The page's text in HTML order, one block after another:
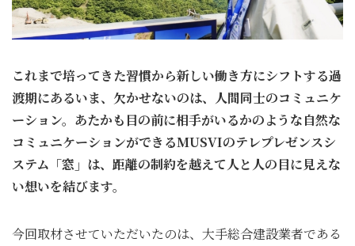
これまで培ってきた習慣から新しい働き方にシフトする過
渡期にあるいま、欠かせないのは、人間同士のコミュニケ
ーション。あたかも目の前に相手がいるかのような自然な
コミュニケーションができるMUSVIのテレプレゼンスシ
ステム「窓」は、距離の制約を越えて人と人の目に見えな
い想いを結びます。
今回取材させていただいたのは、大手総合建設業者である